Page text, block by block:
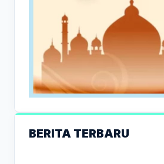
BERITA TERBARU